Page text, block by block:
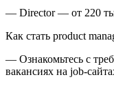
— Director — от 220
Как стать product
— Ознакомьтесь с
вакансиях на job-